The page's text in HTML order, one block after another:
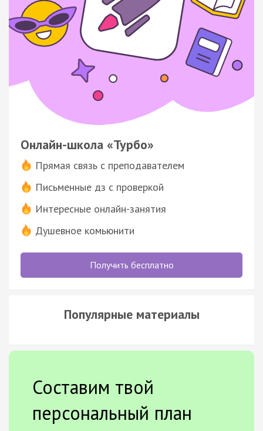
Онлайн-школа «Турбо»
Прямая связь с преподавателем
Письменные дз с проверкой
Интересные онлайн-занятия
Душевное комьюнити
Получить бесплатно
Популярные материалы
Составим твой
персональный план